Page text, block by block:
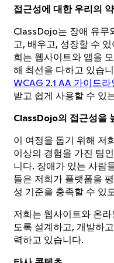
접근성에 대한 우리의
ClassDojo는 장애 유무
고, 배우고, 성장할 수
희는 웹사이트와 앱을
해 최선을 다하고 있습
WCAG 2.1 AA 가이드라
받고 쉽게 사용할 수 있
ClassDojo의 접근성을
이 여정을 돕기 위해 저
이상의 경험을 가진 팀
니다. 장애가 있는 사람
들은 저희가 플랫폼을
성 기준을 충족할 수 있
저희는 웹사이트와 온
도록 설계하고, 개발하
력하고 있습니다.